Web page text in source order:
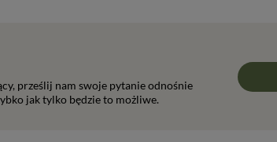
prześlij nam swoje pytanie odnośnie
jak tylko będzie to możliwe.